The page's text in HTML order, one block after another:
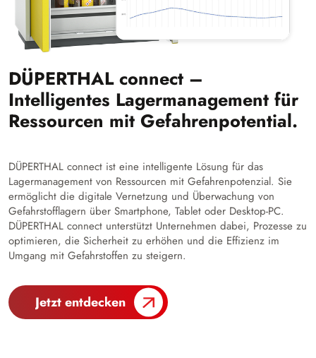
DÜPERTHAL connect –
Intelligentes Lagermanagement für
Ressourcen mit Gefahrenpotential.
DÜPERTHAL connect ist eine intelligente Lösung für das
Lagermanagement von Ressourcen mit Gefahrenpotenzial. Sie
ermöglicht die digitale Vernetzung und Überwachung von
Gefahrstofflagern über Smartphone, Tablet oder Desktop-PC.
DÜPERTHAL connect unterstützt Unternehmen dabei, Prozesse zu
optimieren, die Sicherheit zu erhöhen und die Effizienz im
Umgang mit Gefahrstoffen zu steigern.
Jetzt entdecken